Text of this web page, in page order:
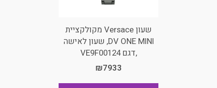
שעון Versace מקולקציית
DV ONE MINI, שעון לאישה
,דגם VE9F00124
₪7933